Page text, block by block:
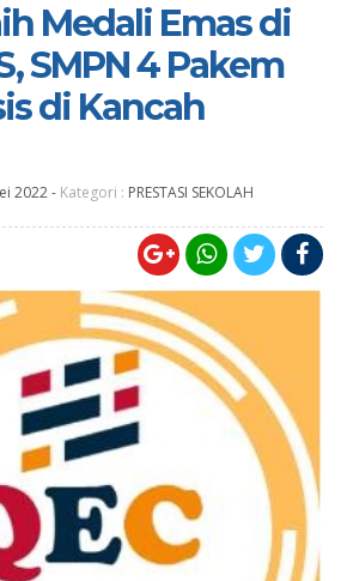
Medali Emas di
SMPN 4 Pakem
di Kancah
2022- Kategori : PRESTASI SEKOLAH